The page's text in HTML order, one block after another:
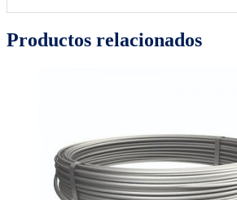
Productos relacionados